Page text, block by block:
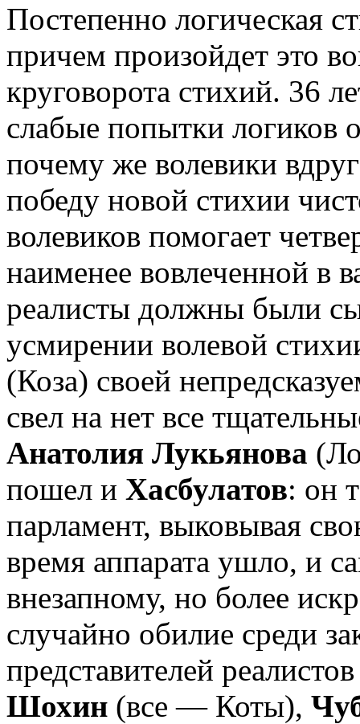
Постепенно логическая
причем произойдет это
круговорота стихий. 36
слабые попытки логиков
почему же волевики
победу новой стихии
волевиков помогает
наименее вовлеченной
реалисты должны были
усмирении волевой
(Коза) своей
свел на нет все
Анатолия Лукьянова
пошел и Хасбулатов: он
парламент, выковывая
время аппарата ушло, и
внезапному, но более
случайно обилие среди
представителей
Шохин (все — Коты),